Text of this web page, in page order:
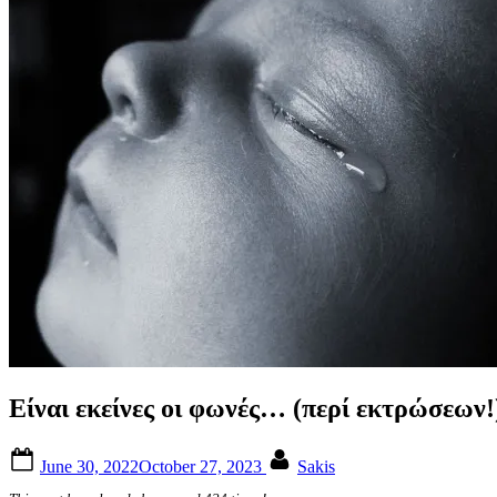
Είναι εκείνες οι φωνές… (περί
on
June 30, 2022October 27, 2023 Sakis